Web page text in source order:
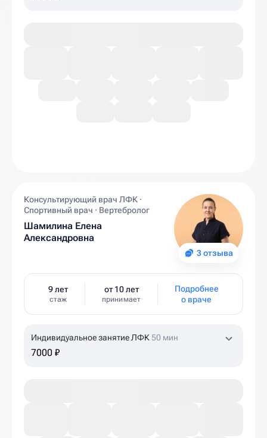
3 отзыва
Консультирующий врач ЛФК ·
Спортивный врач · Вертебролог
Шамилина Елена
Александровна
9 лет
стаж
от 10 лет
принимает
Подробнее
о враче
Индивидуальное занятие ЛФК 50 мин
7000 ₽